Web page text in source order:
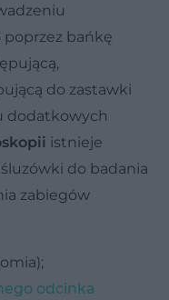
bańkę
do zastawki
dodatkowych
istnieje
do badania
zabiegów
odcinka